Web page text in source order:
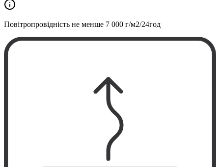
Повітропровідність не менше 7 000 г/м2/24год